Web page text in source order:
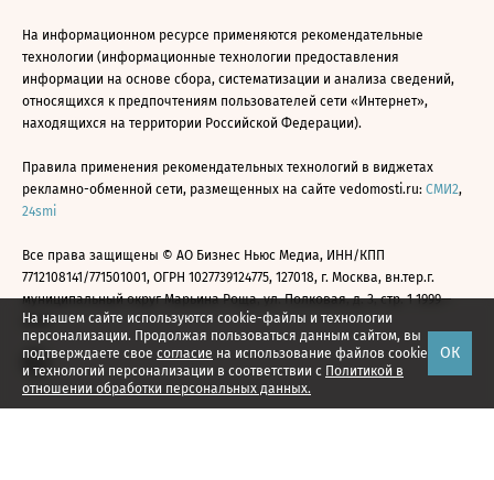
На нашем сайте используются cookie-файлы и технологии
персонализации. Продолжая пользоваться данным сайтом, вы
подтверждаете свое согласие на использование файлов cookie
и технологий персонализации в соответствии с Политикой в
отношении обработки персональных данных.
ОК
На информационном ресурсе применяются рекомендательные
технологии (информационные технологии предоставления
информации на основе сбора, систематизации и анализа сведений,
относящихся к предпочтениям пользователей сети «Интернет»,
находящихся на территории Российской Федерации).
Правила применения рекомендательных технологий в виджетах
рекламно-обменной сети, размещенных на сайте vedomosti.ru: СМИ2,
24smi
Все права защищены © АО Бизнес Ньюс Медиа, ИНН/КПП
7712108141/771501001, ОГРН 1027739124775, 127018, г. Москва, вн.тер.г.
муниципальный округ Марьина Роща, ул. Полковая, д. 3, стр. 1 1999—
2026